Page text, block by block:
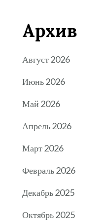
Архив
Август 2026
Июнь 2026
Май 2026
Апрель 2026
Март 2026
Февраль 2026
Декабрь 2025
Октябрь 2025